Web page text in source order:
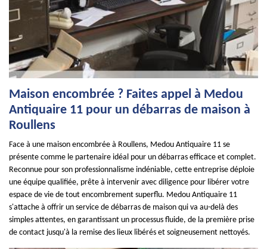
Maison encombrée ? Faites appel à Medou
Antiquaire 11 pour un débarras de maison à
Roullens
Face à une maison encombrée à Roullens, Medou Antiquaire 11 se
présente comme le partenaire idéal pour un débarras efficace et complet.
Reconnue pour son professionnalisme indéniable, cette entreprise déploie
une équipe qualifiée, prête à intervenir avec diligence pour libérer votre
espace de vie de tout encombrement superflu. Medou Antiquaire 11
s'attache à offrir un service de débarras de maison qui va au-delà des
simples attentes, en garantissant un processus fluide, de la première prise
de contact jusqu'à la remise des lieux libérés et soigneusement nettoyés.